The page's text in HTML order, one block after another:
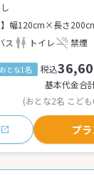
】幅120cm×長さ
ス トイレ 禁煙
おとな1名 税込
基本代金合
(おとな2名 こど
プ